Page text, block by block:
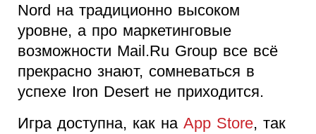
Nord на традиционно высоком
уровне, а про маркетинговые
возможности Mail.Ru Group все всё
прекрасно знают, сомневаться в
успехе Iron Desert не приходится.
Игра доступна, как на App Store, так